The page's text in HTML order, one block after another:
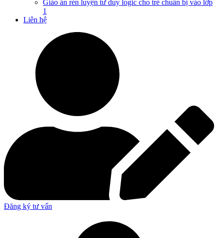
Giáo án rèn luyện tư duy logic cho trẻ chuẩn bị vào lớp
1
Liên hệ
Đăng ký tư vấn